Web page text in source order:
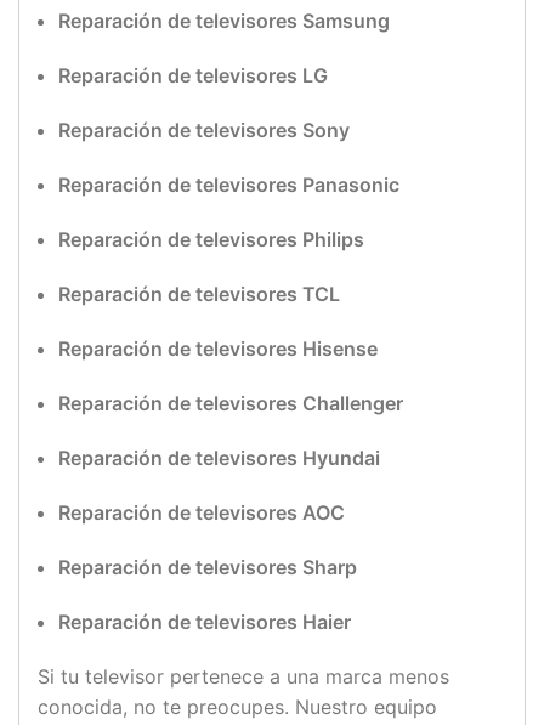
Reparación de televisores Samsung
Reparación de televisores LG
Reparación de televisores Sony
Reparación de televisores Panasonic
Reparación de televisores Philips
Reparación de televisores TCL
Reparación de televisores Hisense
Reparación de televisores Challenger
Reparación de televisores Hyundai
Reparación de televisores AOC
Reparación de televisores Sharp
Reparación de televisores Haier
Si tu televisor pertenece a una marca menos
conocida, no te preocupes. Nuestro equipo